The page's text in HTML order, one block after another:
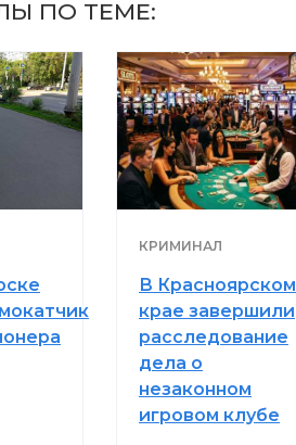
ПО ТЕМЕ:
КРИМИНАЛ
В Красноярском
крае завершили
расследование
дела о
незаконном
игровом клубе